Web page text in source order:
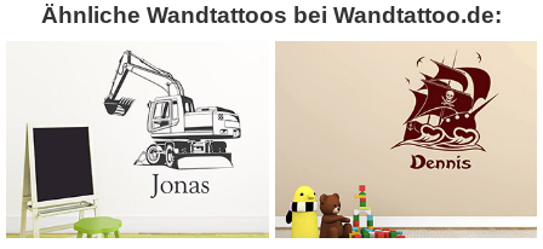
Ähnliche Wandtattoos bei Wandtattoo.de: